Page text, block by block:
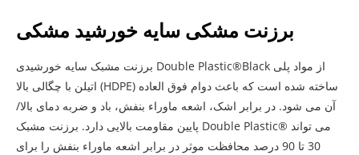
برزنت مشکی سایه خورشید مشکی
برزنت مشبک سایه خورشیدی Double Plastic®Black از مواد پلی
اتیلن با چگالی بالا (HDPE) ساخته شده است که باعث دوام فوق العاده
آن می شود. در برابر اشک، اشعه ماوراء بنفش، باد و ضربه دمای بالا/
پایین مقاومت بالایی دارد. برزنت مشبک Double Plastic® می تواند
30 تا 90 درصد محافظت موثر در برابر اشعه ماوراء بنفش را برای